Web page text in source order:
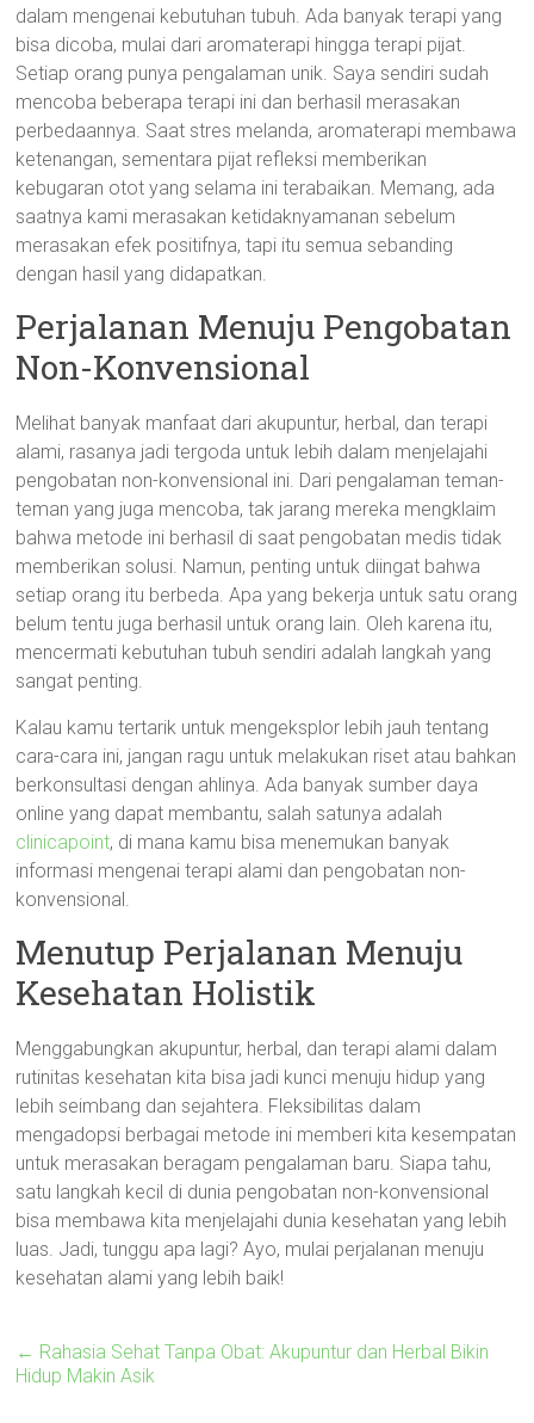
dalam mengenai kebutuhan tubuh. Ada banyak terapi yang
bisa dicoba, mulai dari aromaterapi hingga terapi pijat.
Setiap orang punya pengalaman unik. Saya sendiri sudah
mencoba beberapa terapi ini dan berhasil merasakan
perbedaannya. Saat stres melanda, aromaterapi membawa
ketenangan, sementara pijat refleksi memberikan
kebugaran otot yang selama ini terabaikan. Memang, ada
saatnya kami merasakan ketidaknyamanan sebelum
merasakan efek positifnya, tapi itu semua sebanding
dengan hasil yang didapatkan.
Perjalanan Menuju Pengobatan
Non-Konvensional
Melihat banyak manfaat dari akupuntur, herbal, dan terapi
alami, rasanya jadi tergoda untuk lebih dalam menjelajahi
pengobatan non-konvensional ini. Dari pengalaman teman-
teman yang juga mencoba, tak jarang mereka mengklaim
bahwa metode ini berhasil di saat pengobatan medis tidak
memberikan solusi. Namun, penting untuk diingat bahwa
setiap orang itu berbeda. Apa yang bekerja untuk satu orang
belum tentu juga berhasil untuk orang lain. Oleh karena itu,
mencermati kebutuhan tubuh sendiri adalah langkah yang
sangat penting.
Kalau kamu tertarik untuk mengeksplor lebih jauh tentang
cara-cara ini, jangan ragu untuk melakukan riset atau bahkan
berkonsultasi dengan ahlinya. Ada banyak sumber daya
online yang dapat membantu, salah satunya adalah
clinicapoint, di mana kamu bisa menemukan banyak
informasi mengenai terapi alami dan pengobatan non-
konvensional.
Menutup Perjalanan Menuju
Kesehatan Holistik
Menggabungkan akupuntur, herbal, dan terapi alami dalam
rutinitas kesehatan kita bisa jadi kunci menuju hidup yang
lebih seimbang dan sejahtera. Fleksibilitas dalam
mengadopsi berbagai metode ini memberi kita kesempatan
untuk merasakan beragam pengalaman baru. Siapa tahu,
satu langkah kecil di dunia pengobatan non-konvensional
bisa membawa kita menjelajahi dunia kesehatan yang lebih
luas. Jadi, tunggu apa lagi? Ayo, mulai perjalanan menuju
kesehatan alami yang lebih baik!
← Rahasia Sehat Tanpa Obat: Akupuntur dan Herbal Bikin
Hidup Makin Asik